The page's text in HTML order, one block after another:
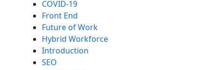
COVID-19
Front End
Future of Work
Hybrid Workforce
Introduction
SEO